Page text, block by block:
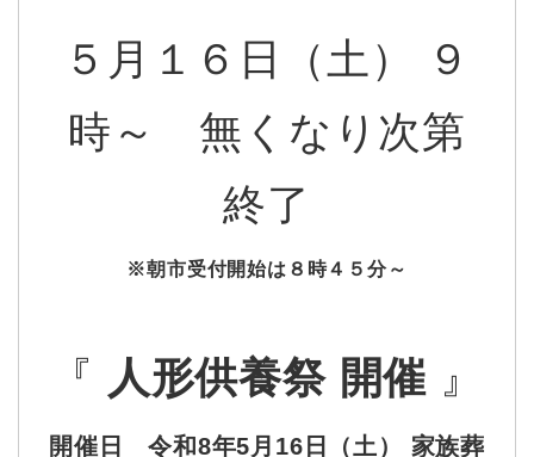
５月１６日（土） ９
時～ 無くなり次第
終了
※朝市受付開始は８時４５分～
『 人形供養祭 開催 』
開催日 令和8年5月16日（土） 家族葬